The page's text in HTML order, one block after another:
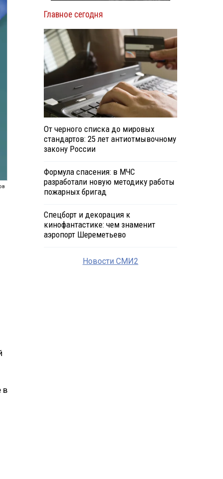
в
Главное сегодня
От черного списка до мировых
стандартов: 25 лет антиотмывочному
закону России
Формула спасения: в МЧС
разработали новую методику работы
пожарных бригад
Спецборт и декорация к
кинофантастике: чем знаменит
аэропорт Шереметьево
Новости СМИ2